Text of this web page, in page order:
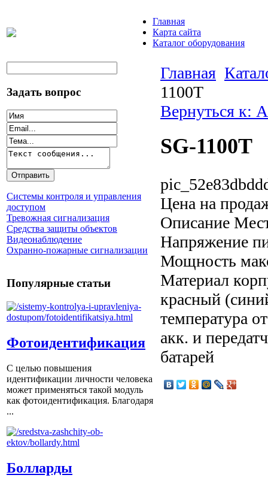
Главная
Карта сайта
Каталог оборудования
Задать вопрос
Системы контроля и управления
доступом
Тревожная сигнализация
Средства защиты объектов
Видеонаблюдение
Охранно-пожарные сигнализации
Популярные статьи
Фотоидентификация
С целью повышения
идентификации личности человека
может применяться такой модуль
как фотоидентификация. Благодаря
...
Болларды
Главная
1100T
Вернуться к:
SG-1100T
Цена на
Описание
Напряжение
Мощность
Материал
красный
температура
акк. и
батарей